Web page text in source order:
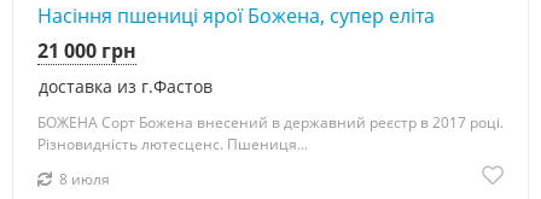
Насіння пшениці ярої Божена, супер еліта
доставка из г.Фастов
21 000 грн
БОЖЕНА Сорт Божена внесений в державний реєстр в 2017 році.
Різновидність лютесценс. Пшениця...
8 июля